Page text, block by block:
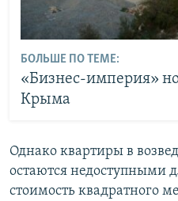
БОЛЬШЕ ПО ТЕМЕ:
«Бизнес-империя»
Крыма
Однако квартиры в
остаются недоступными
стоимость квадратного